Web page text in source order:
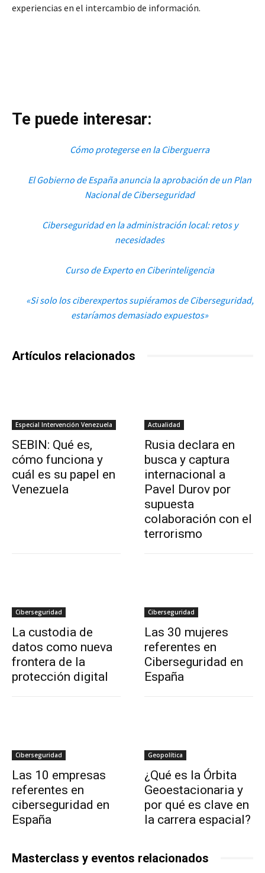
experiencias en el intercambio de información.
Te puede interesar:
Cómo protegerse en la Ciberguerra
El Gobierno de España anuncia la aprobación de un Plan
Nacional de Ciberseguridad
Ciberseguridad en la administración local: retos y
necesidades
Curso de Experto en Ciberinteligencia
«Si solo los ciberexpertos supiéramos de Ciberseguridad,
estaríamos demasiado expuestos»
Artículos relacionados
Especial Intervención Venezuela
SEBIN: Qué es,
cómo funciona y
cuál es su papel en
Venezuela
Actualidad
Rusia declara en
busca y captura
internacional a
Pavel Durov por
supuesta
colaboración con el
terrorismo
Ciberseguridad
La custodia de
datos como nueva
frontera de la
protección digital
Ciberseguridad
Las 30 mujeres
referentes en
Ciberseguridad en
España
Ciberseguridad
Las 10 empresas
referentes en
ciberseguridad en
España
Geopolítica
¿Qué es la Órbita
Geoestacionaria y
por qué es clave en
la carrera espacial?
Masterclass y eventos relacionados